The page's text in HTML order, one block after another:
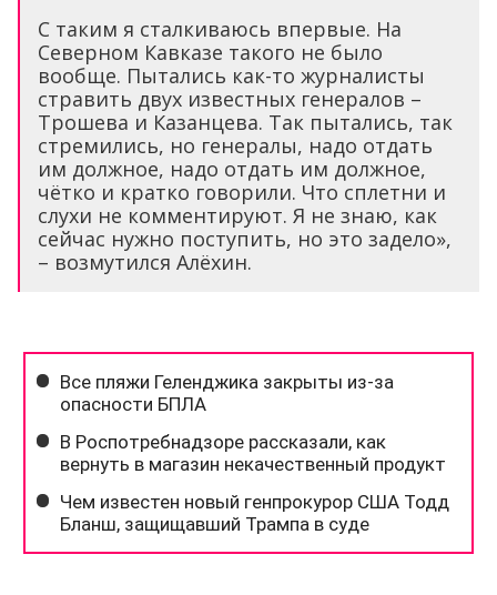
С таким я сталкиваюсь впервые. На
Северном Кавказе такого не было
вообще. Пытались как-то журналисты
стравить двух известных генералов –
Трошева и Казанцева. Так пытались, так
стремились, но генералы, надо отдать
им должное, надо отдать им должное,
чётко и кратко говорили. Что сплетни и
слухи не комментируют. Я не знаю, как
сейчас нужно поступить, но это задело»,
– возмутился Алёхин.